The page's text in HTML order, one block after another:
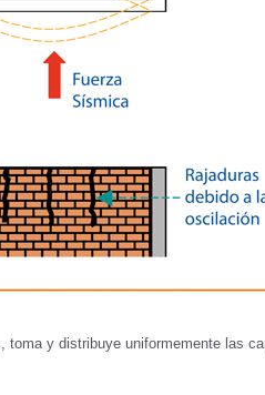
toma y distribuye uniformemente las